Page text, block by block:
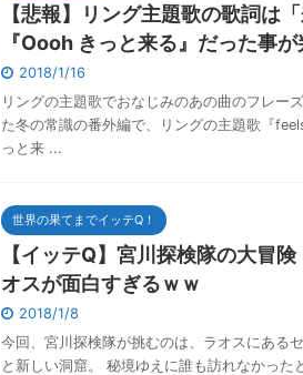
【悲報】リング主題歌の歌詞は
『Oooh きっと来る』だった事が
2018/1/16
リングの主題歌でおなじみのあの曲のフレー
た冬の常識の番外編で、リングの主題歌『
っと来 ...
世界の果てまでイッテQ！
【イッテQ】宮川探検隊の大冒
オスが面白すぎるｗｗ
2018/1/8
今回、宮川探検隊が挑むのは、ラオスにある
と新しい洞窟。 秘境ゆえに誰も訪れなかっ